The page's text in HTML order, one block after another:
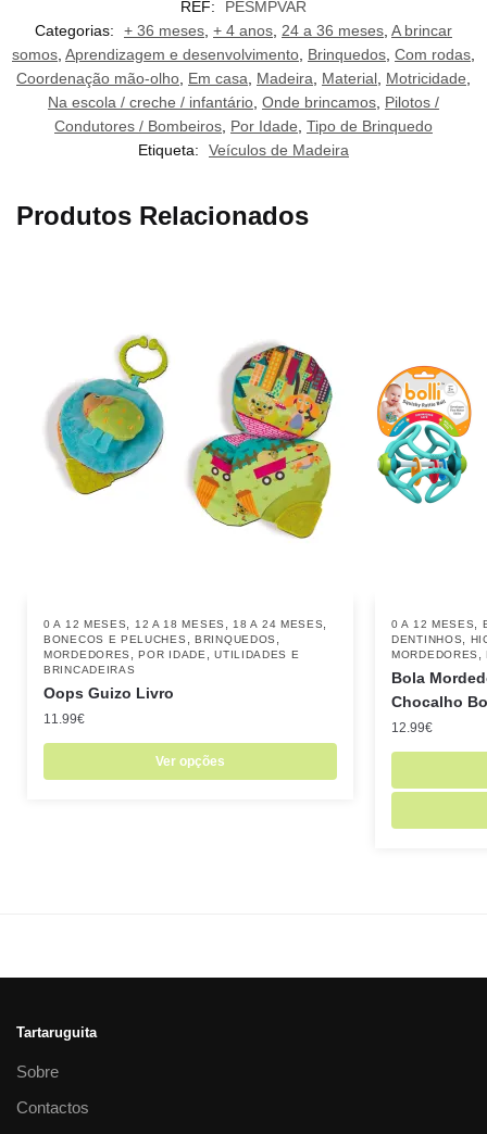
REF:
PESMPVAR
Categorias:
+ 36 meses, + 4 anos, 24 a 36 meses, A brincar
somos, Aprendizagem e desenvolvimento, Brinquedos, Com rodas,
Coordenação mão-olho, Em casa, Madeira, Material, Motricidade,
Na escola / creche / infantário, Onde brincamos, Pilotos /
Condutores / Bombeiros, Por Idade, Tipo de Brinquedo
Etiqueta:
Veículos de Madeira
Produtos Relacionados
0 A 12 MESES, 12 A 18 MESES ,18 A 24 MESES,
BONECOS E PELUCHES ,BRINQUEDOS ,
MORDEDORES ,POR IDADE,UTILIDADES E
BRINCADEIRAS
Oops Guizo Livro
11.99€
Ver opções
0 A 12 MESES,
DENTINHOS,
MORDEDORES ,
Bola
Chocalho
12.99€
Tartaruguita
Sobre
Contactos